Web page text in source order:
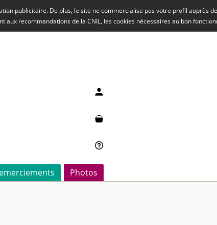
publicitaire. De plus, le site ne commercialise pas votre profil auprès
recommandations de la CNIL, les cookies nécessaires au bon
Photos